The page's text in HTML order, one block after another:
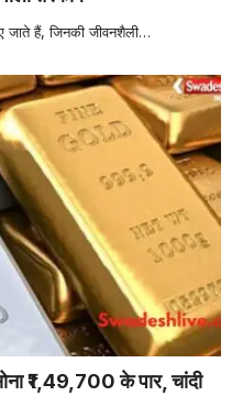
हैं, जिनकी जीवनशैली…
₹1,49,700 के पार, चांदी